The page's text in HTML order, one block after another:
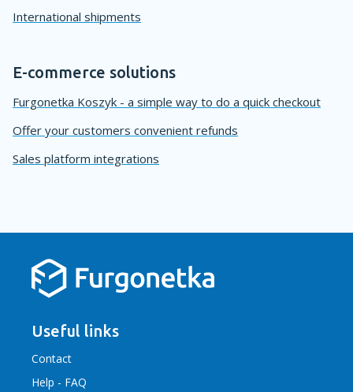
International shipments
E-commerce solutions
Furgonetka Koszyk - a simple way to do a quick checkout
Offer your customers convenient refunds
Sales platform integrations
Useful links
Contact
Help - FAQ